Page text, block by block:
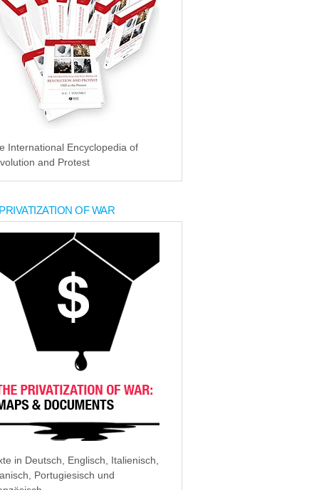
International Encyclopedia of
and Protest
OF WAR
in Deutsch, Englisch, Italienisch,
Portugiesisch und